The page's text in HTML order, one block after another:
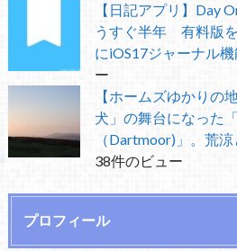
【日記アプリ】Day
うすぐ半年 有料版
にiOS17ジャーナル
ー
【ホームズゆかりの
犬」の舞台になった
（Dartmoor)」。荒
38件のビュー
プロフィール